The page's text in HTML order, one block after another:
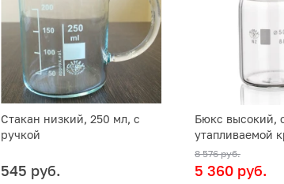
Стакан низкий, 250 мл, с
ручкой
545 руб.
Бюкс высокий,
утапливаемой
шлифом, 88 мл,
8 576 руб.
5 360 руб.